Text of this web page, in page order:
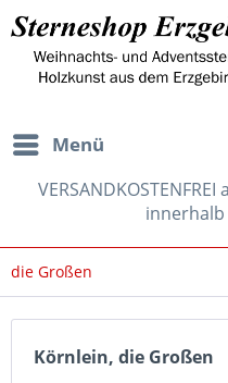
Menü
die Großen
Körnlein, die Großen